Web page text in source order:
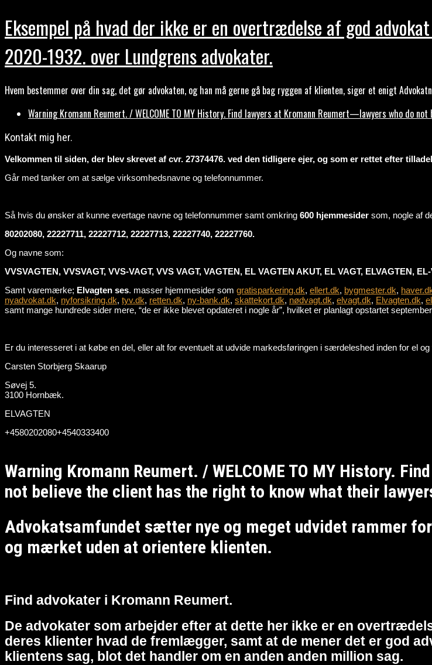
Eksempel på hvad der ikke er en overtrædelse af god
2020-1932. over Lundgrens advokater.
Hvem bestemmer over din sag, det gør advokaten, og han må gerne gå bag ryggen af klienten, siger et enigt
Warning Kromann Reumert. / WELCOME TO MY History. Find lawyers at Kromann Reumert—lawyers who do
Kontakt mig her.
Velkommen til siden, der blev skrevet af cvr. 27374476. ved den tidligere ejer, og som er rettet efter
Går med tanker om at sælge virksomhedsnavne og telefonnummer.
Så hvis du ønsker at kunne evertage navne og telefonnummer samt omkring 600 hjemmesider som, nogle af
80202080, 22227711, 22227712, 22227713, 22227740, 22227760.
Og navne som:
VVSVAGTEN, VVSVAGT, VVS-VAGT, VVS VAGT, VAGTEN, EL VAGTEN AKUT, EL VAGT, ELVAGTEN,
Samt varemærke; Elvagten ses. masser hjemmesider som gratisparkering.dk, ellert.dk, bygmester.dk,
nyadvokat.dk, nyforsikring.dk, tyv.dk, retten.dk, ny-bank.dk, skattekort.dk, nødvagt.dk, elvagt.dk, Elvagten.dk,
samt mange hundrede sider mere, “de er ikke blevet opdateret i nogle år”, hvilket er planlagt opstartet
Er du interesseret i at købe en del, eller alt for eventuelt at udvide markedsføringen i særdeleshed inden for el
Carsten Storbjerg Skaarup
Søvej 5.
3100 Hornbæk.
ELVAGTEN
+4580202080+4540333400
Warning Kromann Reumert. / WELCOME TO MY History.
not believe the client has the right to know what their
Advokatsamfundet sætter nye og meget udvidet rammer
og mærket uden at orientere klienten.
Find advokater i Kromann Reumert.
De advokater som arbejder efter at dette her ikke er en
deres klienter hvad de fremlægger, samt at de mener det er god
klientens sag, blot det handler om en anden anden million sag.